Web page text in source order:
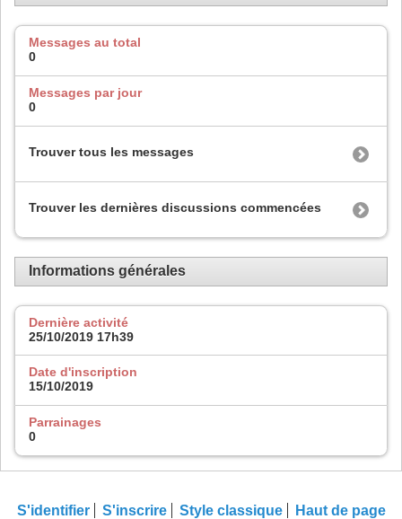
Messages au total
0
Messages par jour
0
Trouver tous les messages
Trouver les dernières discussions commencées
Informations générales
Dernière activité
25/10/2019 17h39
Date d'inscription
15/10/2019
Parrainages
0
S'identifier S'inscrire Style classique Haut de page